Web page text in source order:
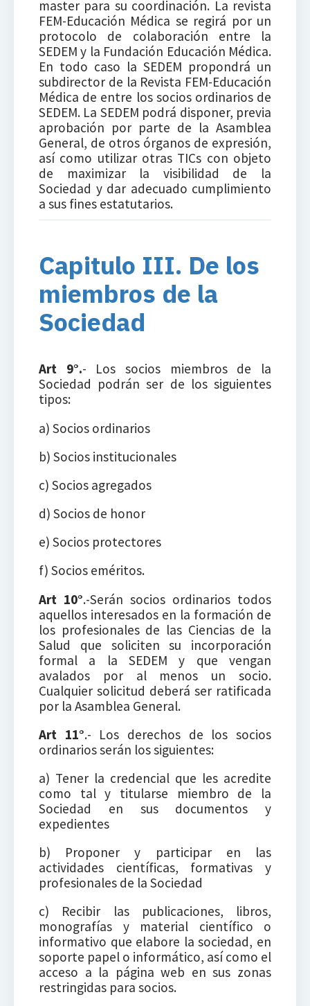
master para su coordinación. La revista
FEM-Educación Médica se regirá por un
protocolo de colaboración entre la
SEDEM y la Fundación Educación Médica.
En todo caso la SEDEM propondrá un
subdirector de la Revista FEM-Educación
Médica de entre los socios ordinarios de
SEDEM. La SEDEM podrá disponer, previa
aprobación por parte de la Asamblea
General, de otros órganos de expresión,
así como utilizar otras TICs con objeto
de maximizar la visibilidad de la
Sociedad y dar adecuado cumplimiento
a sus fines estatutarios.
Capitulo III. De los
miembros de la
Sociedad
Art 9°.- Los socios miembros de la
Sociedad podrán ser de los siguientes
tipos:
a) Socios ordinarios
b) Socios institucionales
c) Socios agregados
d) Socios de honor
e) Socios protectores
f) Socios eméritos.
Art 10°.-Serán socios ordinarios todos
aquellos interesados en la formación de
los profesionales de las Ciencias de la
Salud que soliciten su incorporación
formal a la SEDEM y que vengan
avalados por al menos un socio.
Cualquier solicitud deberá ser ratificada
por la Asamblea General.
Art 11°.- Los derechos de los socios
ordinarios serán los siguientes:
a) Tener la credencial que les acredite
como tal y titularse miembro de la
Sociedad en sus documentos y
expedientes
b) Proponer y participar en las
actividades científicas, formativas y
profesionales de la Sociedad
c) Recibir las publicaciones, libros,
monografías y material científico o
informativo que elabore la sociedad, en
soporte papel o informático, así como el
acceso a la página web en sus zonas
restringidas para socios.